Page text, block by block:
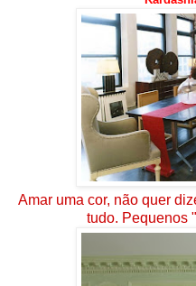
Amar uma cor, não quer
tudo. Pequenos